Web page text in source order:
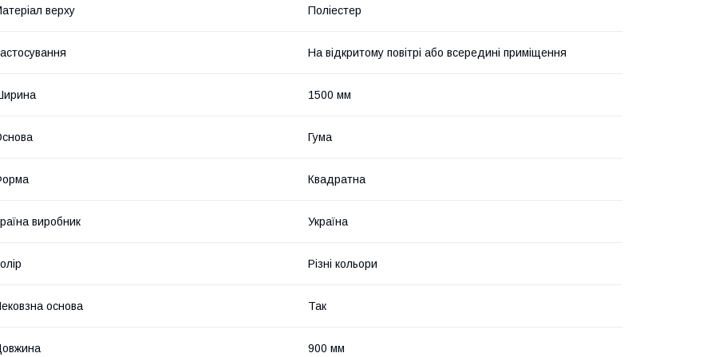
верху Поліестер
На відкритому повітрі або всередині приміщення
1500 мм
Гума
Квадратна
виробник Україна
Різні кольори
основа Так
900 мм